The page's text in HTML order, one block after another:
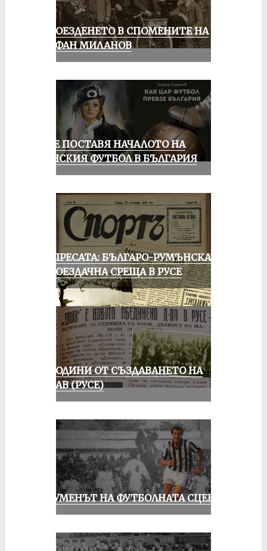
КОЛОЕЗДЕНЕТО В СПОМЕНИТЕ НА
СТЕФАН МИЛАНОВ
РУСЕ ПОСТАВЯ НАЧАЛОТО НА
ЖЕНСКИЯ ФУТБОЛ В БЪЛГАРИЯ
ОТ ПРЕСАТА: БЪЛГАРО-РУМЪНСКА
КОЛОЕЗДАЧНА СРЕЩА В РУСЕ
70 ГОДИНИ ОТ СЪЗДАВАНЕТО НА
ДУНАВ (РУСЕ)
ШОУМЕНЪТ НА ФУТБОЛНАТА СЦЕНА